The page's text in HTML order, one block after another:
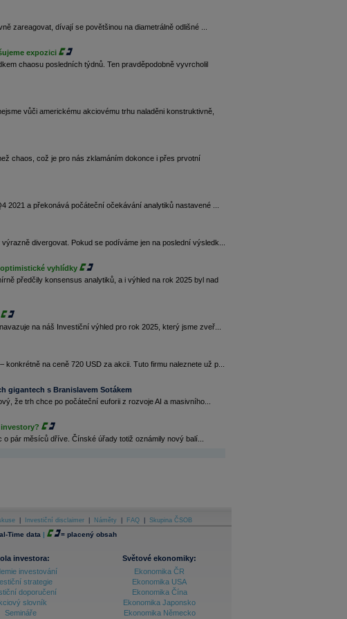
zareagovat, dívají se povětšinou na diametrálně odlišné ...
expozici
chaosu posledních týdnů. Ten pravděpodobně vyvrcholil
vůči americkému akciovému trhu naladěni konstruktivně,
chaos, což je pro nás zklamáním dokonce i přes prvotní
a překonává počáteční očekávání analytiků nastavené ...
divergovat. Pokud se podíváme jen na poslední výsledk...
vyhlídky
předčily konsensus analytiků, a i výhled na rok 2025 byl nad
na náš Investiční výhled pro rok 2025, který jsme zveř...
na ceně 720 USD za akcii. Tuto firmu naleznete už p...
gigantech s Branislavem Sotákem
že trh chce po počáteční euforii z rozvoje AI a masivního...
pár měsíců dříve. Čínské úřady totiž oznámily nový balí...
Investiční disclaimer Náměty FAQ Skupina ČSOB
Time data | = placený obsah
investora:
investování
strategie
doporučení
slovník
Semináře
Světové ekonomiky:
Ekonomika ČR
Ekonomika USA
Ekonomika Čína
Ekonomika Japonsko
Ekonomika Německo